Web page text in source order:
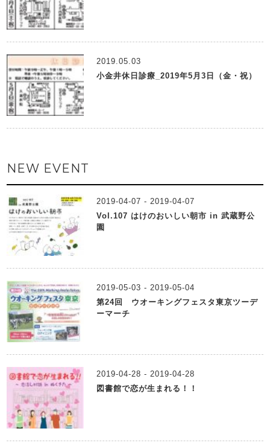
2019.05.03
小金井休日診療_2019年5月3日（金・祝）
NEW EVENT
2019-04-07 - 2019-04-07
Vol.107 はけのおいしい朝市 in 武蔵野公
園
2019-05-03 - 2019-05-04
第24回 ウオーキングフェスタ東京ツーデ
ーマーチ
2019-04-28 - 2019-04-28
図書館で恋が生まれる！！